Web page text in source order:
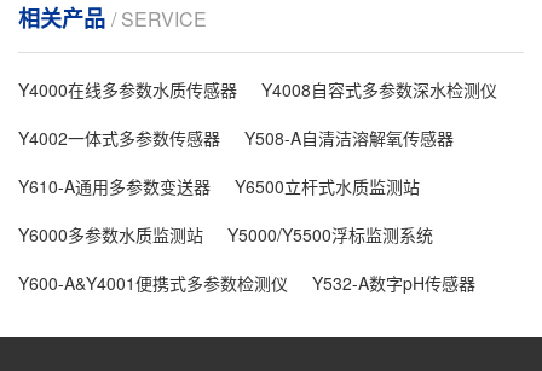
相关产品 / SERVICE
Y4000在线多参数水质传感器
Y4008自容式多参数深水检测仪
Y4002一体式多参数传感器
Y508-A自清洁溶解氧传感器
Y610-A通用多参数变送器
Y6500立杆式水质监测站
Y6000多参数水质监测站
Y5000/Y5500浮标监测系统
Y600-A&Y4001便携式多参数检测仪
Y532-A数字pH传感器